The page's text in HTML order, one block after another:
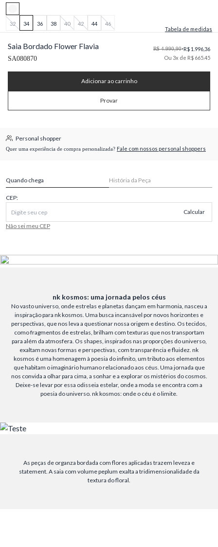
32 34 36 38 40 42 44
46
Tabela de medidas
Saia Bordado Flower Flavia
SA080870
R$ 4.990,90•R$ 1.996,36
Ou 3x de R$ 665.45
Adicionar ao carrinho
Provar
Personal shopper
Quer uma experiência de compra personalizada? Fale com nossos personal shoppers
Quando chega História da Peça
CEP:
Calcular
Não sei meu CEP
nk kosmos: uma jornada pelos céus
No vasto universo, onde estrelas e planetas dançam em harmonia, nasceu a
inspiração para nk kosmos. Uma busca incansável por novos horizontes e
perspectivas, que nos leva a questionar nossa origem e destino. Os tecidos,
como fragmentos de estrelas, brilham com texturas que nos transportam
para além da atmosfera. Os shapes, inspirados nas proporções do universo,
exaltam novas formas e perspectivas, com transparência e fluidez. nk
kosmos é uma homenagem à poesia do infinito, um tributo aos elementos
que habitam o imaginário humano relacionado aos céus. Uma jornada que
nos convida a olhar para cima, a sonhar e a explorar os mistérios do cosmos.
Deixe-se levar por essa odisseia estelar, onde a moda se encontra com a
poesia do universo. nk kosmos: onde o céu é o limite.
As peças de organza bordada com flores aplicadas trazem leveza e
statement. A saia com volume peplum exalta a tridimensionalidade da
textura do floral.